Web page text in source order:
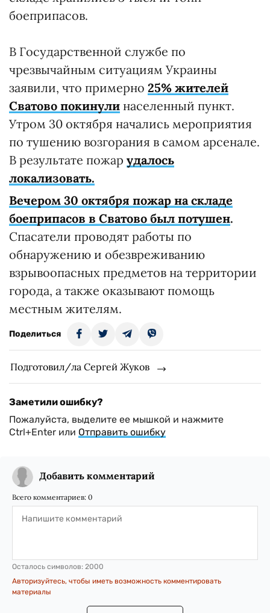
боеприпасов.
В Государственной службе по
чрезвычайным ситуациям Украины
заявили, что примерно 25% жителей
Сватово покинули населенный пункт.
Утром 30 октября начались мероприятия
по тушению возгорания в самом арсенале.
В результате пожар удалось
локализовать.
Вечером 30 октября пожар на складе
боеприпасов в Сватово был потушен.
Спасатели проводят работы по
обнаружению и обезвреживанию
взрывоопасных предметов на территории
города, а также оказывают помощь
местным жителям.
Поделиться
Подготовил/ла Сергей Жуков
Заметили ошибку?
Пожалуйста, выделите ее мышкой и нажмите
Ctrl+Enter или Отправить ошибку
Добавить комментарий
Всего комментариев: 0
Осталось символов: 2000
Авторизуйтесь, чтобы иметь возможность комментировать
материалы